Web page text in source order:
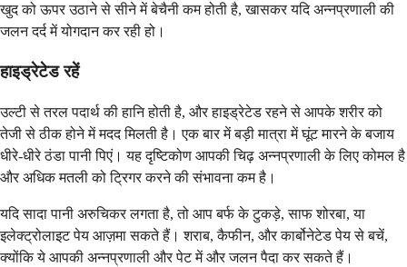
खुद को ऊपर उठाने से सीने में बेचैनी कम होती है, खासकर यदि अन्नप्रणाली की
जलन दर्द में योगदान कर रही हो।
हाइड्रेटेड रहें
उल्टी से तरल पदार्थ की हानि होती है, और हाइड्रेटेड रहने से आपके शरीर को
तेजी से ठीक होने में मदद मिलती है। एक बार में बड़ी मात्रा में घूंट मारने के बजाय
धीरे-धीरे ठंडा पानी पिएं। यह दृष्टिकोण आपकी चिढ़ अन्नप्रणाली के लिए कोमल है
और अधिक मतली को ट्रिगर करने की संभावना कम है।
यदि सादा पानी अरुचिकर लगता है, तो आप बर्फ के टुकड़े, साफ शोरबा, या
इलेक्ट्रोलाइट पेय आज़मा सकते हैं। शराब, कैफीन, और कार्बोनेटेड पेय से बचें,
क्योंकि ये आपकी अन्नप्रणाली और पेट में और जलन पैदा कर सकते हैं।